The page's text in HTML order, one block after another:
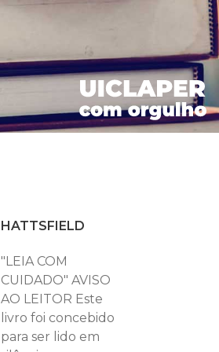
HATTSFIELD
"LEIA COM
CUIDADO" AVISO
AO LEITOR Este
livro foi concebido
para ser lido em